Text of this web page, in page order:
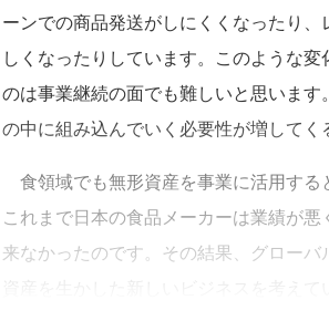
ーンでの商品発送がしにくくなったり
しくなったりしています。このような
のは事業継続の面でも難しいと思いま
の中に組み込んでいく必要性が増してく
食領域でも無形資産を事業に活用する
これまで日本の食品メーカーは業績が
来なかったのです。その結果、グロー